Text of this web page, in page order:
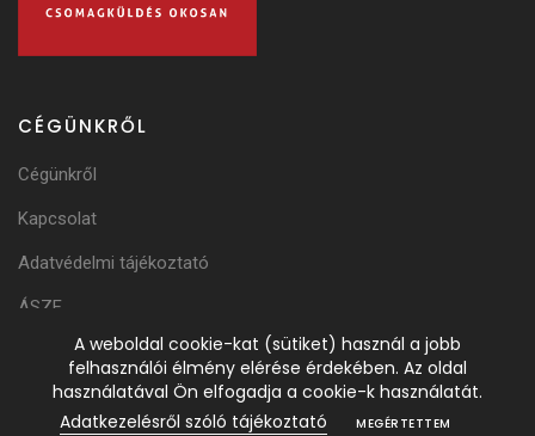
CÉGÜNKRŐL
Cégünkről
Kapcsolat
Adatvédelmi tájékoztató
ÁSZF
Adattörlési Tájékoztató
A weboldal cookie-kat (sütiket) használ a jobb
felhasználói élmény elérése érdekében. Az oldal
használatával Ön elfogadja a cookie-k használatát.
Adatkezelésről szóló tájékoztató
MEGÉRTETTEM